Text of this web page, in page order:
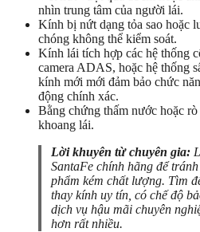
nhìn trung tâm của người lái.
Kính bị nứt dạng tỏa sao hoặc
chóng không thể kiểm soát.
Kính lái tích hợp các hệ thống
camera ADAS, hoặc hệ thống
kính mới mới đảm bảo chức
động chính xác.
Bằng chứng thấm nước hoặc
khoang lái.
Lời khuyên từ chuyên gia:
SantaFe chính hãng để
phẩm kém chất lượng. Tìm
thay kính uy tín, có chế độ
dịch vụ hậu mãi chuyên
hơn rất nhiều.